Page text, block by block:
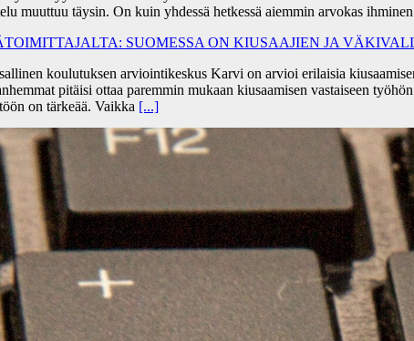
muuttuu täysin. On kuin yhdessä hetkessä aiemmin arvokas
SUOMESSA ON KIUSAAJIEN JA
koulutuksen arviointikeskus Karvi on arvioi erilaisia
pitäisi ottaa paremmin mukaan kiusaamisen vastaiseen
on tärkeää. Vaikka [...]